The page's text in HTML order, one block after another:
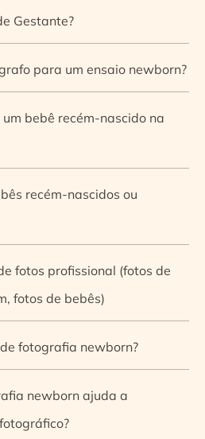
Gestante?
para um ensaio newborn?
bebê recém-nascido na
recém-nascidos ou
fotos profissional (fotos de
fotos de bebês)
fotografia newborn?
newborn ajuda a